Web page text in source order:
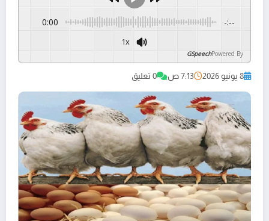
0:00 -:--
1x
Powered By
GSpeech
8 يونيو 2026 7:13 ص 0 تعليق